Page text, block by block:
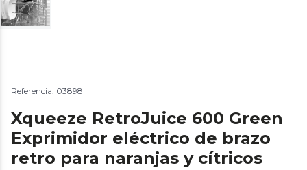
Referencia: 03898
Xqueeze RetroJuice 600 Green
Exprimidor eléctrico de brazo
retro para naranjas y cítricos